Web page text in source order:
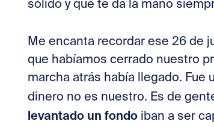
sólido y que te da la mano
Me encanta recordar ese 26 de
que habíamos cerrado nuestro
marcha atrás había llegado. Fue
dinero no es nuestro. Es de
levantado un fondo iban a ser